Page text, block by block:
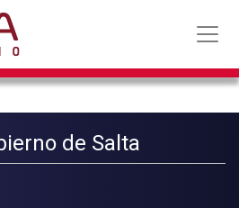
de Salta